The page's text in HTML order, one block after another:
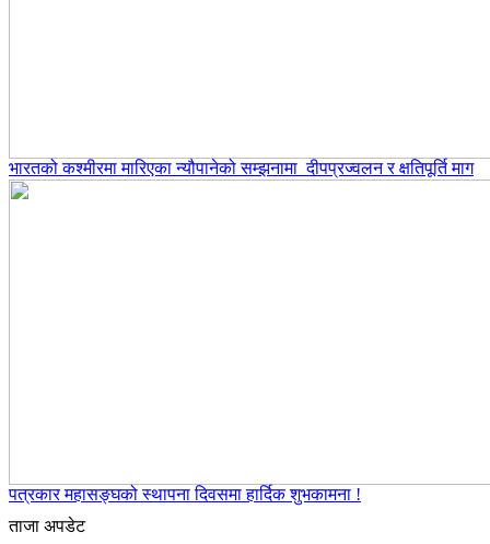
भारतको कश्मीरमा मारिएका न्यौपानेको सम्झनामा दीपप्रज्वलन र क्षतिपूर्ति माग
पत्रकार महासङ्घको स्थापना दिवसमा हार्दिक शुभकामना !
ताजा अपडेट